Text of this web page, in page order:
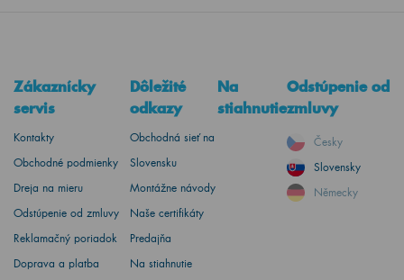
Zákaznícky
servis
Kontakty
Obchodné podmienky
Dreja na mieru
Odstúpenie od zmluvy
Reklamačný poriadok
Doprava a platba
Dôležité
odkazy
Obchodná sieť na
Slovensku
Montážne návody
Naše certifikáty
Predajňa
Na stiahnutie
Na
stiahnutie
Odstúpenie od
zmluvy
Česky
Slovensky
Německy